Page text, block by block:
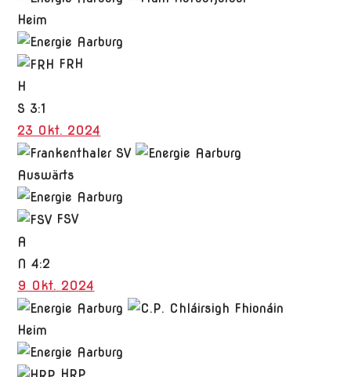
Heim
FRH
H
S 3:1
23 Okt. 2024
Auswärts
FSV
A
N 4:2
9 Okt. 2024
Heim